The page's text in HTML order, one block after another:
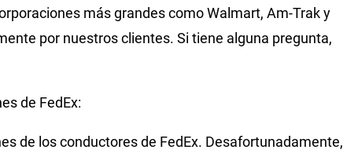
más grandes como Walmart, Am-Trak y
por nuestros clientes. Si tiene alguna pregunta,
de FedEx:
de los conductores de FedEx. Desafortunadamente,